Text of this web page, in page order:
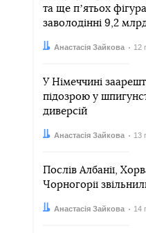
та ще пʼятьох
заволодінні 9,2
Автор:Анастасія Зайкова
Дата: 12
У Німеччині
підозрою у
диверсій
Автор:Анастасія Зайкова
Дата: 13
Послів Албанії,
Чорногорії
Автор:Анастасія Зайкова
Дата: 14